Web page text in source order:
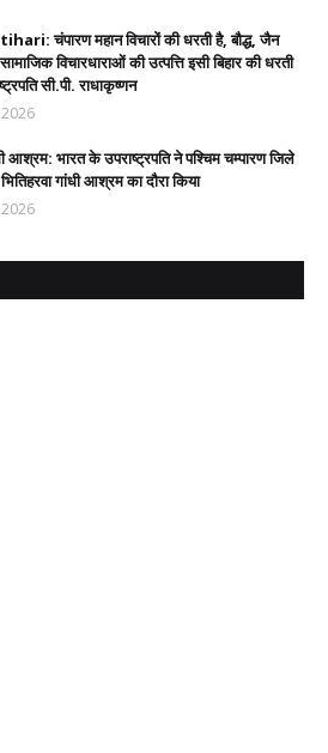
चंपारण महान विचारों की धरती है, बौद्ध, जैन
विचारधाराओं की उत्पत्ति इसी बिहार की धरती
सी.पी. राधाकृष्णन
आश्रम: भारत के उपराष्ट्रपति ने पश्चिम चम्पारण जिले
गांधी आश्रम का दौरा किया